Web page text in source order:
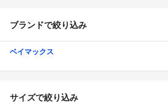
ブランドで絞り込み
ベイマックス
サイズで絞り込み